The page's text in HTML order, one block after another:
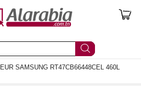
0
SAMSUNG RT47CB66448CEL 460L